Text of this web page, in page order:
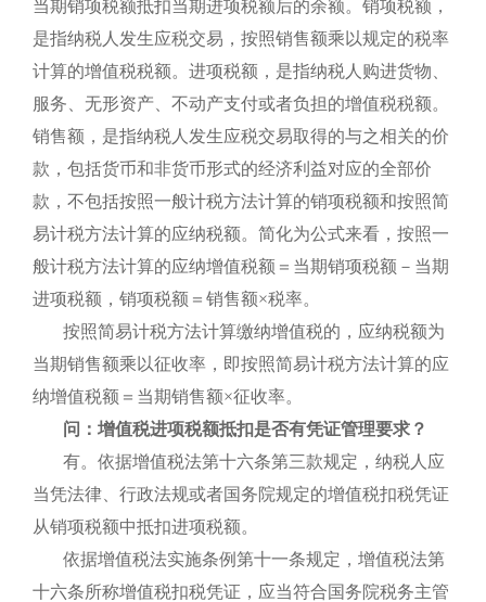
当期销项税额抵扣当期进项税额后的余额。销项税额，
是指纳税人发生应税交易，按照销售额乘以规定的税率
计算的增值税税额。进项税额，是指纳税人购进货物、
服务、无形资产、不动产支付或者负担的增值税税额。
销售额，是指纳税人发生应税交易取得的与之相关的价
款，包括货币和非货币形式的经济利益对应的全部价
款，不包括按照一般计税方法计算的销项税额和按照简
易计税方法计算的应纳税额。简化为公式来看，按照一
般计税方法计算的应纳增值税额＝当期销项税额－当期
进项税额，销项税额＝销售额×税率。
按照简易计税方法计算缴纳增值税的，应纳税额为
当期销售额乘以征收率，即按照简易计税方法计算的应
纳增值税额＝当期销售额×征收率。
问：增值税进项税额抵扣是否有凭证管理要求？
有。依据增值税法第十六条第三款规定，纳税人应
当凭法律、行政法规或者国务院规定的增值税扣税凭证
从销项税额中抵扣进项税额。
依据增值税法实施条例第十一条规定，增值税法第
十六条所称增值税扣税凭证，应当符合国务院税务主管